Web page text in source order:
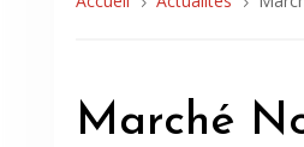
Marché